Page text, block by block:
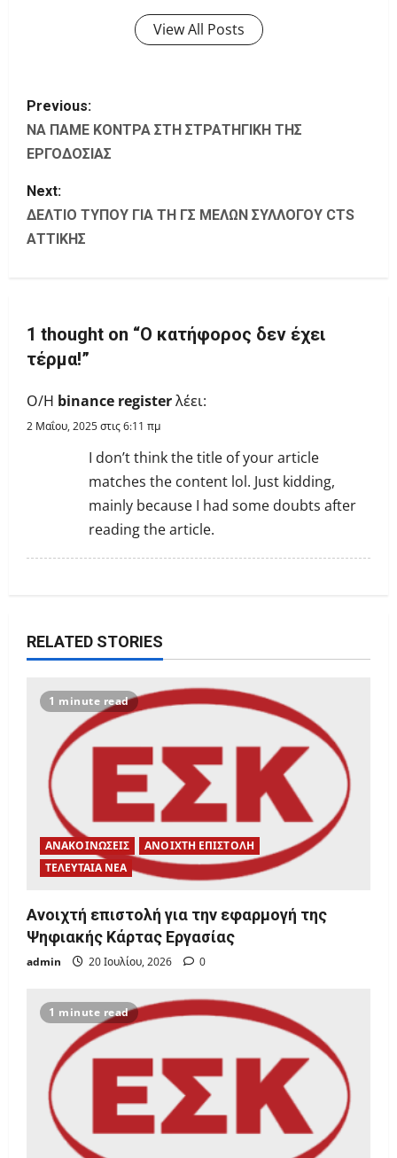
View All Posts
P
o
t
n
v
i
g
a
Previous:
ΝΑ ΠΑΜΕ ΚΟΝΤΡΑ ΣΤΗ ΣΤΡΑΤΗΓΙΚΗ ΤΗΣ
ΕΡΓΟΔΟΣΙΑΣ
Next:
ΔΕΛΤΙΟ ΤΥΠΟΥ ΓΙΑ ΤΗ ΓΣ ΜΕΛΩΝ ΣΥΛΛΟΓΟΥ CTS
ΑΤΤΙΚΗΣ
1 thought on “Ο κατήφορος δεν έχει
τέρμα!”
Ο/Η binance registerλέει:
2 Μαΐου, 2025 στις 6:11 πμ
I don’t think the title of your article
matches the content lol. Just kidding,
mainly because I had some doubts after
reading the article.
RELATED STORIES
1 minute read
ΑΝΑΚΟΙΝΩΣΕΙΣ
ΑΝΟΙΧΤΗ ΕΠΙΣΤΟΛΗ
ΤΕΛΕΥΤΑΙΑ ΝΕΑ
Ανοιχτή επιστολή για την εφαρμογή της
Ψηφιακής Κάρτας Εργασίας
admin 20 Ιουλίου, 2026 0
1 minute read